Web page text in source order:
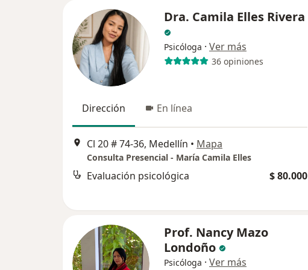
Dra. Camila Elles Rivera
Psicóloga · Ver más
36 opiniones
Dirección En línea
Cl 20 # 74-36, Medellín • Mapa
Consulta Presencial - María Camila Elles
Evaluación psicológica $ 80.000
Prof. Nancy Mazo
Londoño
Psicóloga · Ver más